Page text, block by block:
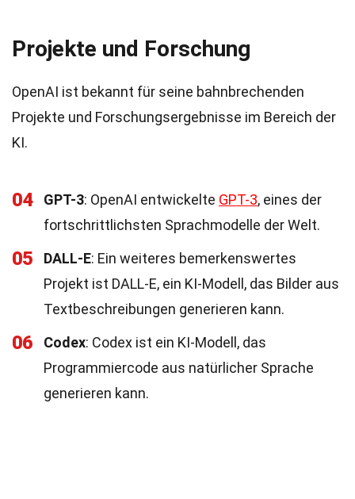
Projekte und Forschung
OpenAI ist bekannt für seine bahnbrechenden
Projekte und Forschungsergebnisse im Bereich der
KI.
04 GPT-3: OpenAI entwickelte GPT-3, eines der
fortschrittlichsten Sprachmodelle der Welt.
05 DALL-E: Ein weiteres bemerkenswertes
Projekt ist DALL-E, ein KI-Modell, das Bilder aus
Textbeschreibungen generieren kann.
06 Codex: Codex ist ein KI-Modell, das
Programmiercode aus natürlicher Sprache
generieren kann.